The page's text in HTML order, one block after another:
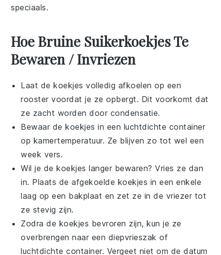
speciaals.
Hoe Bruine Suikerkoekjes Te
Bewaren / Invriezen
Laat dekoekjes volledig afkoelen op een
rooster voordat je ze opbergt. Dit voorkomt dat
ze zacht worden door condensatie.
Bewaar dekoekjes in een luchtdichte container
op kamertemperatuur. Ze blijven zo tot wel een
week vers.
Wil je dekoekjes langer bewaren? Vries ze dan
in. Plaats de afgekoelde koekjes in een enkele
laag op een bakplaat en zet ze in de vriezer tot
ze stevig zijn.
Zodra de koekjes bevroren zijn, kun je ze
overbrengen naar een diepvrieszak of
luchtdichte container. Vergeet niet om de datum